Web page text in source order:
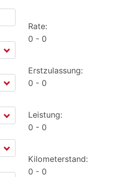
Rate:
0
0
Erstzulassung:
0
0
Leistung:
0
0
Kilometerstand:
0
0